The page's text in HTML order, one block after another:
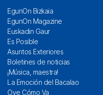
EgunOn Bizkaia
EgunOn Magazine
Euskadin Gaur
Es Posible
Asuntos Exteriores
Boletines de noticias
¡Música, maestra!
La Emoción del Bacalao
Oye Cómo Va